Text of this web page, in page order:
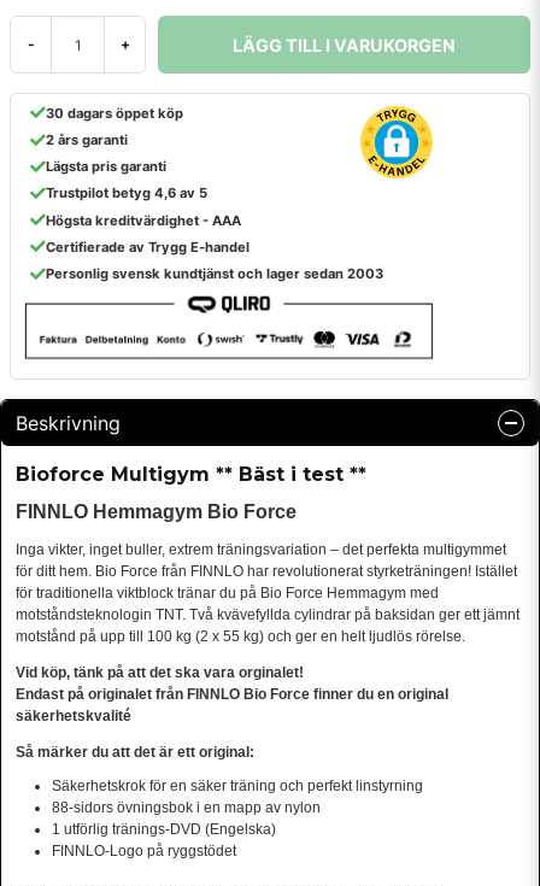
- + LÄGG TILL I VARUKORGEN
30 dagars öppet köp
2 års garanti
Lägsta pris garanti
Trustpilot betyg 4,6 av 5
Högsta kreditvärdighet - AAA
Certifierade av Trygg E-handel
Personlig svensk kundtjänst och lager sedan 2003
Beskrivning
Bioforce Multigym ** Bäst i test **
FINNLO Hemmagym Bio Force
Inga vikter, inget buller, extrem träningsvariation – det perfekta multigymmet
för ditt hem. Bio Force från FINNLO har revolutionerat styrketräningen! Istället
för traditionella viktblock tränar du på Bio Force Hemmagym med
motståndsteknologin TNT. Två kvävefyllda cylindrar på baksidan ger ett jämnt
motstånd på upp till 100 kg (2 x 55 kg) och ger en helt ljudlös rörelse.
Vid köp, tänk på att det ska vara orginalet!
Endast på originalet från FINNLO Bio Force finner du en original
säkerhetskvalité
Så märker du att det är ett original:
Säkerhetskrok för en säker träning och perfekt linstyrning
88-sidors övningsbok i en mapp av nylon
1 utförlig tränings-DVD (Engelska)
FINNLO-Logo på ryggstödet